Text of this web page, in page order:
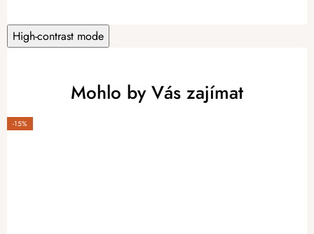
High-contrast mode
Mohlo by Vás zajímat
-15%